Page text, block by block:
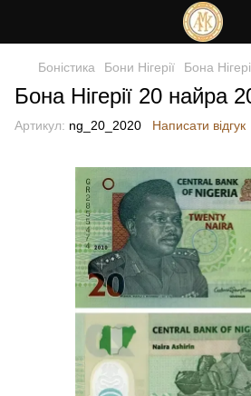
Боністика Бони Нігерії Бона
Бона Нігерії 20 найра
Артикул: ng_20_2020 Написати відгук